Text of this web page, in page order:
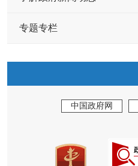
专题专栏
中国政府网